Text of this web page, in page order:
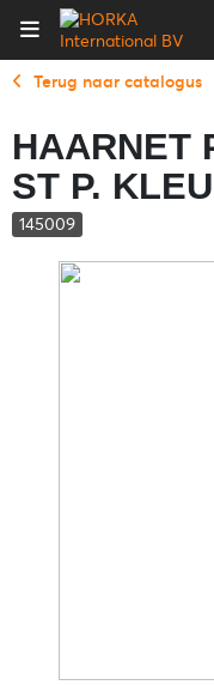
Terug naar catalogus
HAARNET
ST P.
145009